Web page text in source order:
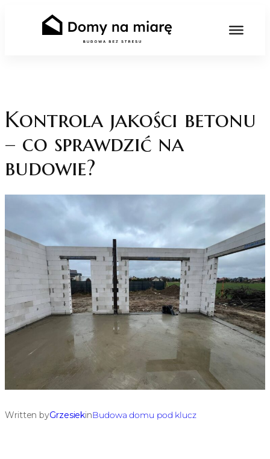
Kontrola jakości betonu
– co sprawdzić na
budowie?
Written byGrzesiekinBudowa domu pod klucz